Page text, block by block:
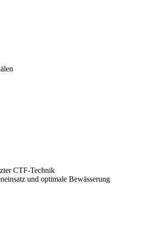
CTF-Technik
und optimale Bewässerung